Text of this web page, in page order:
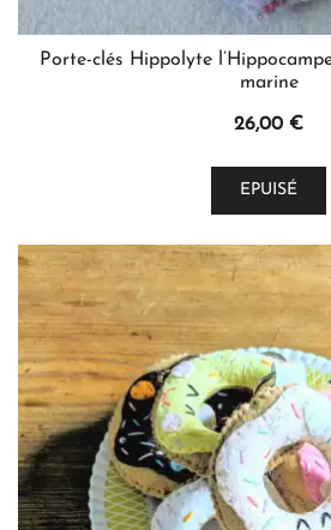
Porte-clés Hippolyte
marine
26,00 €
EPUISÉ